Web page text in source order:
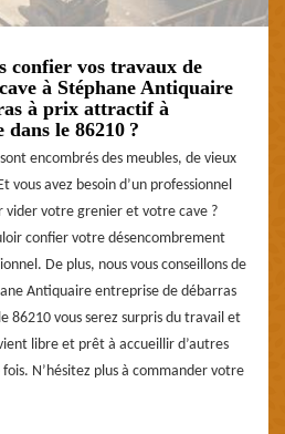
confier vos travaux de
à Stéphane Antiquaire
à prix attractif à
le 86210 ?
encombrés des meubles, de vieux
vous avez besoin d’un professionnel
vider votre grenier et votre cave ?
confier votre désencombrement
De plus, nous vous conseillons de
Antiquaire entreprise de débarras
86210 vous serez surpris du travail et
libre et prêt à accueillir d’autres
N’hésitez plus à commander votre